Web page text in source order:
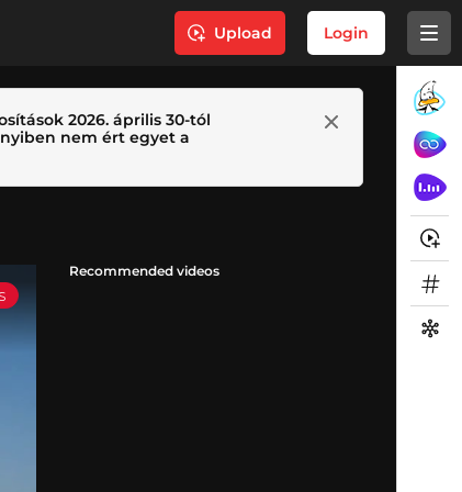
Upload Login
2026. április 30-tól
nem ért egyet a
Recommended videos